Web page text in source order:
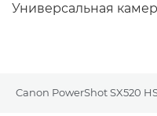
Универсальная
Canon PowerShot SX520